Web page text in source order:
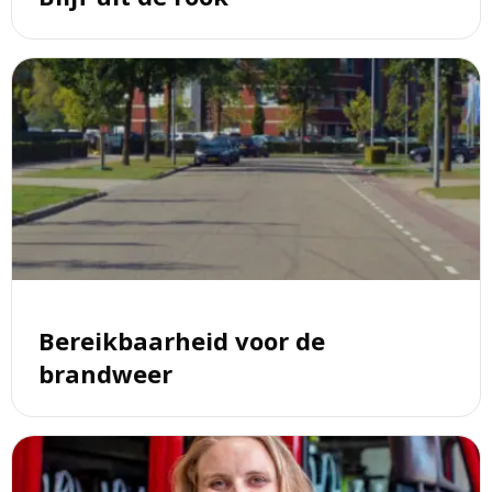
Bereikbaarheid voor de
brandweer
Lees
meer
over
Bereikbaarheid
voor
brandweer
Lees
meer